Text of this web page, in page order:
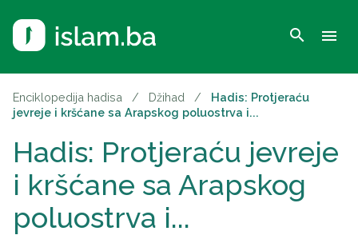
search menu
Enciklopedija hadisa / Džihad /
Hadis: Protjeraću
jevreje i kršćane sa Arapskog poluostrva i...
Hadis: Protjeraću jevreje
i kršćane sa Arapskog
poluostrva i...